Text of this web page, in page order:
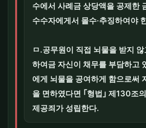
수에서 사례금 상당액을 공제한
수수자에게서 몰수·추징하여야
ㅁ.공무원이 직접 뇌물을 받지
하여금 자신이 채무를 부담하고
에게 뇌물을 공여하게 함으로써
을 면하였다면 ｢형법｣ 제130조
제공죄가 성립한다.